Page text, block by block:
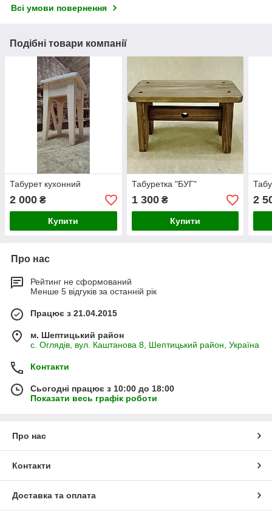
Всі умови повернення
Подібні товари компанії
Табурет кухонний
2 000 ₴
Купити
Табуретка "БУГ"
1 300₴
Купити
2
Про нас
Рейтинг не сформований
Менше 5 відгуків за останній рік
Працює з 21.04.2015
м. Шептицький район
с. Оглядів, вул. Каштанова 8, Шептицький район, Україна
Контакти
Сьогодні працює з 10:00 до 18:00
Показати весь графік роботи
Про нас
Контакти
Доставка та оплата